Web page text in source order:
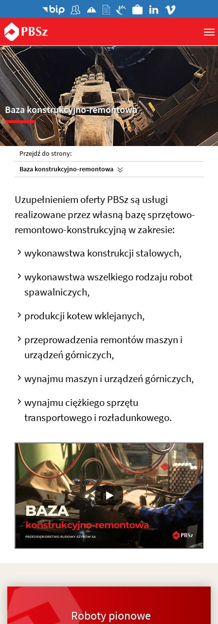
Baza konstrukcyjno-remontowa
Przejdź do strony:
Baza konstrukcyjno-remontowa
Uzupełnieniem oferty PBSz są usługi
realizowane przez własną bazę sprzętowo-
remontowo-konstrukcyjną w zakresie:
wykonawstwa konstrukcji stalowych,
wykonawstwa wszelkiego rodzaju robot
spawalniczych,
produkcji kotew wklejanych,
przeprowadzenia remontów maszyn i
urządzeń górniczych,
wynajmu maszyn i urządzeń górniczych,
wynajmu ciężkiego sprzętu
transportowego i rozładunkowego.
Roboty pionowe